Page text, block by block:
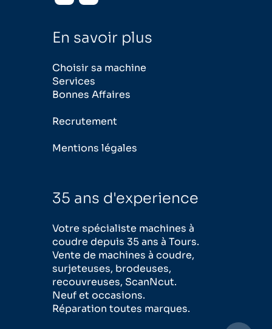
35 ans d'experience
Votre spécialiste machines à
coudre depuis 35 ans à Tours.
Vente de machines à coudre,
surjeteuses, brodeuses,
recouvreuses, ScanNcut.
Neuf et occasions.
Réparation toutes marques.
En savoir plus
Choisir sa machine
Services
Bonnes Affaires
Recrutement
Mentions légales